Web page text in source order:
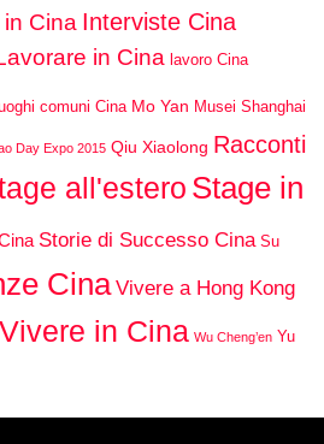
Cina Interviste Cina
in Cina lavoro Cina
comuni Cina Mo Yan Musei Shanghai
Day Expo 2015 Qiu Xiaolong Racconti
all'estero Stage in
Storie di Successo Cina Su
Cina Vivere a Hong Kong
Vivere in Cina Wu Cheng’en Yu